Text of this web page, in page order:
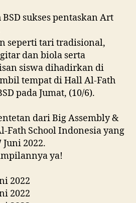
BSD sukses pentaskan Art
seperti tari tradisional,
dan biola serta
siswa dihadirkan di
tempat di Hall Al-Fath
pada Jumat, (10/6).
dari Big Assembly &
Fath School Indonesia yang
2022.
ya!
2022
2022